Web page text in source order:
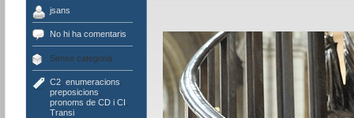
jsans
No hi ha comentaris
Sense categoria
C2, enumeracions
preposicions
pronoms de CD i CI
Transi